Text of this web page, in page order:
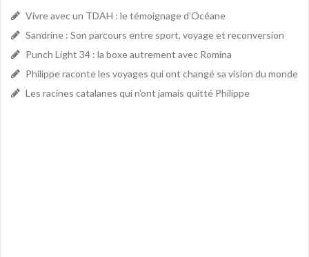
Vivre avec un TDAH : le témoignage d’Océane
Sandrine : Son parcours entre sport, voyage et reconversion
Punch Light 34 : la boxe autrement avec Romina
Philippe raconte les voyages qui ont changé sa vision du monde
Les racines catalanes qui n’ont jamais quitté Philippe